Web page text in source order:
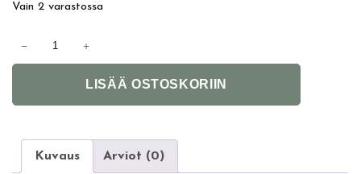
e
r
i
n
e
h
Vain 2 varastossa
− +
LISÄÄ OSTOSKORIIN
n
Kuvaus Arviot (0)